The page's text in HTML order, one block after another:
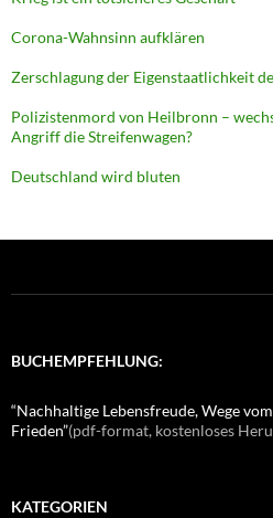
Corona-Wahnsinn aufklären
Zerschlagung der Eigenstaatlichkeit
Polizistenmord von Heilbronn –
Angriff die Streifenwagen?
Deutschland wird bluten
BUCHEMPFEHLUNG:
“Nachhaltige Lebensfreude, Wege
Frieden”(pdf-format, kostenloses
KATEGORIEN